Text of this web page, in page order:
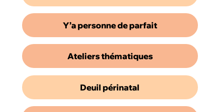
Y’a personne de parfait
Ateliers thématiques
Deuil périnatal